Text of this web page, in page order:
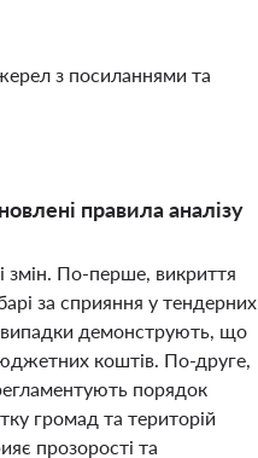
з посиланнями та
правила аналізу
змін. По-перше, викриття
за сприяння у тендерних
випадки демонструють, що
коштів. По-друге,
порядок
громад та територій
прозорості та